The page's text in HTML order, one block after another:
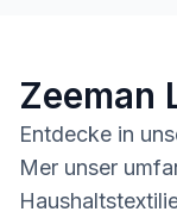
Zeeman
Entdecke in
Mer unser